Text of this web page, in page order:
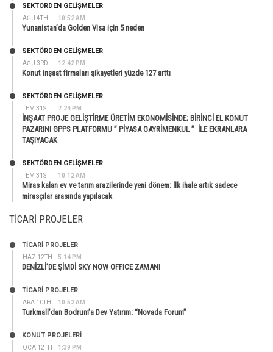
AĞU 4TH 10:52 AM
SEKTÖRDEN GELIŞMELER
Yunanistan’da Golden Visa için 5 neden
AĞU 3RD 12:42 PM
SEKTÖRDEN GELIŞMELER
Konut inşaat firmaları şikayetleri yüzde 127 arttı
TEM 31ST 7:24 PM
SEKTÖRDEN GELIŞMELER
İNŞAAT PROJE GELİŞTİRME ÜRETİM EKONOMİSİNDE; BİRİNCİ EL KONUT
PAZARINI GPPS PLATFORMU ” PİYASA GAYRİMENKUL ” İLE EKRANLARA
TAŞIYACAK
TEM 31ST 10:12 AM
SEKTÖRDEN GELIŞMELER
Miras kalan ev ve tarım arazilerinde yeni dönem: İlk ihale artık sadece
mirasçılar arasında yapılacak
TICARI PROJELER
HAZ 12TH 5:14 PM
TİCARİ PROJELER
DENİZLİ’DE ŞİMDİ SKY NOW OFFICE ZAMANI
ARA 10TH 10:52 AM
TİCARİ PROJELER
Turkmall’dan Bodrum’a Dev Yatırım: “Novada Forum”
OCA 12TH 1:39 PM
KONUT PROJELERI